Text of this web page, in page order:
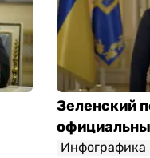
Зеленский
Инфографика